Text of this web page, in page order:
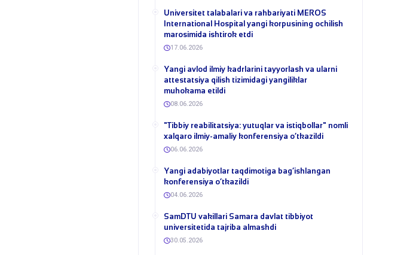
Universitet talabalari va rahbariyati MEROS
International Hospital yangi korpusining ochilish
marosimida ishtirok etdi
17.06.2026
Yangi avlod ilmiy kadrlarini tayyorlash va ularni
attestatsiya qilish tizimidagi yangiliklar
muhokama etildi
08.06.2026
​"Tibbiy reabilitatsiya: yutuqlar va istiqbollar" nomli
xalqaro ilmiy-amaliy konferensiya o‘tkazildi
06.06.2026
​Yangi adabiyotlar taqdimotiga bag‘ishlangan
konferensiya o‘tkazildi
04.06.2026
SamDTU vakillari Samara davlat tibbiyot
universitetida tajriba almashdi
30.05.2026